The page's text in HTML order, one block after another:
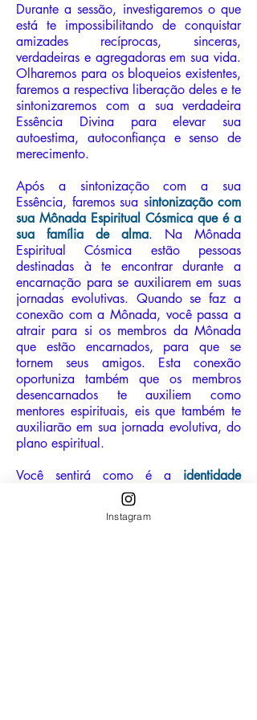
Durante a sessão, investigaremos o que
está te impossibilitando de conquistar
amizades recíprocas, sinceras,
verdadeiras e agregadoras em sua vida.
Olharemos para os bloqueios existentes,
faremos a respectiva liberação deles e te
sintonizaremos com a sua verdadeira
Essência Divina para elevar sua
autoestima, autoconfiança e senso de
merecimento.
Após a sintonização com a sua
Essência, faremos sua sintonização com
sua Mônada Espiritual Cósmica que é a
sua família de alma. Na Mônada
Espiritual Cósmica estão pessoas
destinadas à te encontrar durante a
encarnação para se auxiliarem em suas
jornadas evolutivas. Quando se faz a
conexão com a Mônada, você passa a
atrair para si os membros da Mônada
que estão encarnados, para que se
tornem seus amigos. Esta conexão
oportuniza também que os membros
desencarnados te auxiliem como
mentores espirituais, eis que também te
auxiliarão em sua jornada evolutiva, do
plano espiritual.
Você sentirá como é a identidade
energética, ou seja, como seu corpo
sentirá a energia dos integrantes da
Mônada que chegarão até você
Instagram